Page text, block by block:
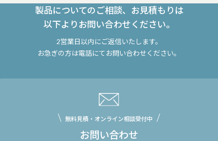
製品についてのご相談、お見積もりは
以下よりお問い合わせください。
2営業日以内にご返信いたします。
お急ぎの方は電話にてお問い合わせください。
無料見積・オンライン相談受付中
お問い合わせ